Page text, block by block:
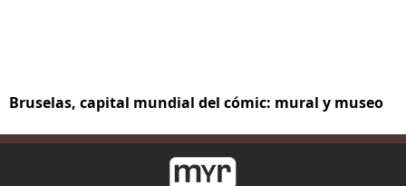
Bruselas, capital mundial del cómic: mural y museo